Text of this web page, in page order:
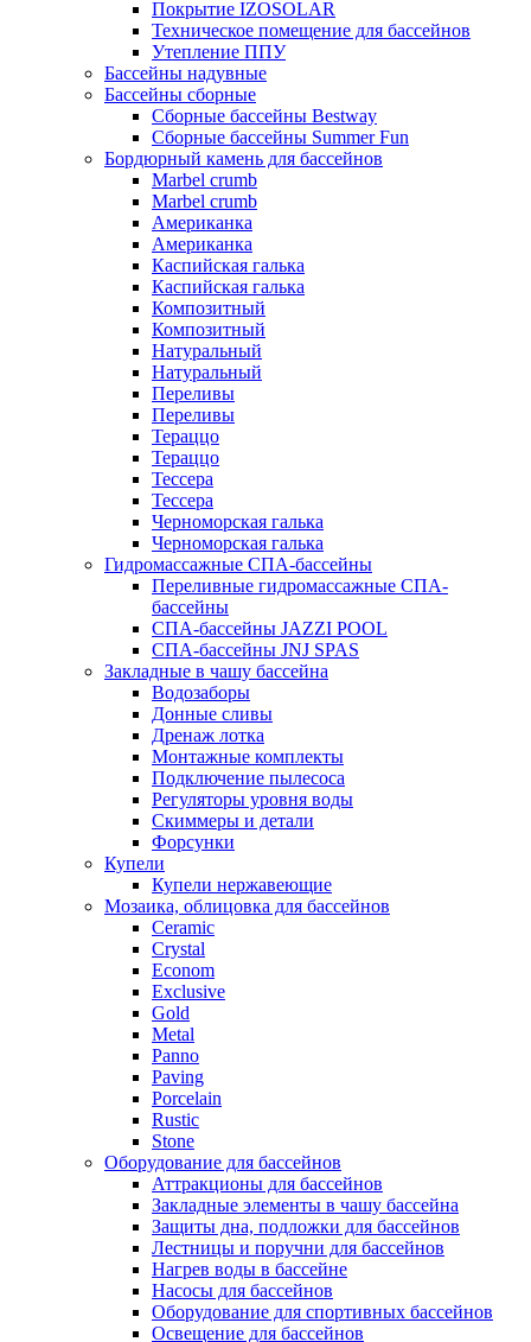
Покрытие IZOSOLAR
Техническое помещение для бассейнов
Утепление ППУ
Бассейны надувные
Бассейны сборные
Сборные бассейны Bestway
Сборные бассейны Summer Fun
Бордюрный камень для бассейнов
Marbel crumb
Marbel crumb
Американка
Американка
Каспийская галька
Каспийская галька
Композитный
Композитный
Натуральный
Натуральный
Переливы
Переливы
Тераццо
Тераццо
Тессера
Тессера
Черноморская галька
Черноморская галька
Гидромассажные СПА-бассейны
Переливные гидромассажные СПА-
бассейны
СПА-бассейны JAZZI POOL
СПА-бассейны JNJ SPAS
Закладные в чашу бассейна
Водозаборы
Донные сливы
Дренаж лотка
Монтажные комплекты
Подключение пылесоса
Регуляторы уровня воды
Скиммеры и детали
Форсунки
Купели
Купели нержавеющие
Мозаика, облицовка для бассейнов
Ceramic
Crystal
Econom
Exclusive
Gold
Metal
Panno
Paving
Porcelain
Rustic
Stone
Оборудование для бассейнов
Аттракционы для бассейнов
Закладные элементы в чашу бассейна
Защиты дна, подложки для бассейнов
Лестницы и поручни для бассейнов
Нагрев воды в бассейне
Насосы для бассейнов
Оборудование для спортивных бассейнов
Освещение для бассейнов